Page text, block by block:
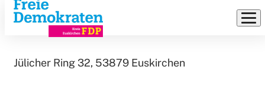
DirektKREISTAGSFRAKTION
Jülicher Ring 32, 53879 Euskirchen